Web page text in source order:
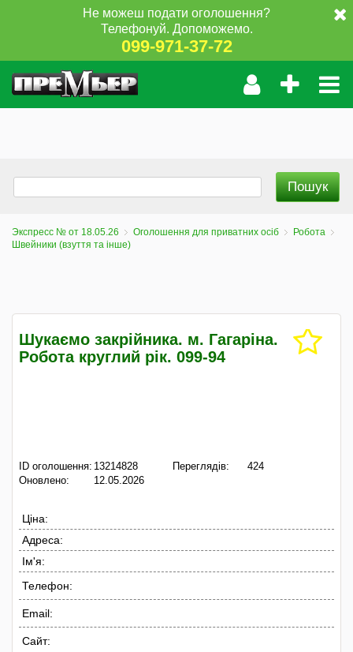
Не можеш подати оголошення?
Телефонуй. Допоможемо.
099-971-37-72
Экспресс № от 18.05.26 Оголошення для приватних осіб
Робота
Швейники (взуття та інше)
Шукаємо закрійника. м. Гагаріна.
Робота круглий рік. 099-94
ID оголошення: 13214828
Оновлено:
12.05.2026
Переглядів: 424
Ціна:
Адреса:
Ім'я:
Телефон:
Email:
Сайт: